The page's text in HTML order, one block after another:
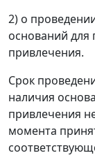
2) о
оснований для
привлечения.
Срок
наличия
привлечения
момента